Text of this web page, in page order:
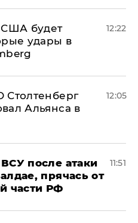
США будет
удары в
12:22
Альянса в
12:05
после атаки
прячась от
части РФ
11:51